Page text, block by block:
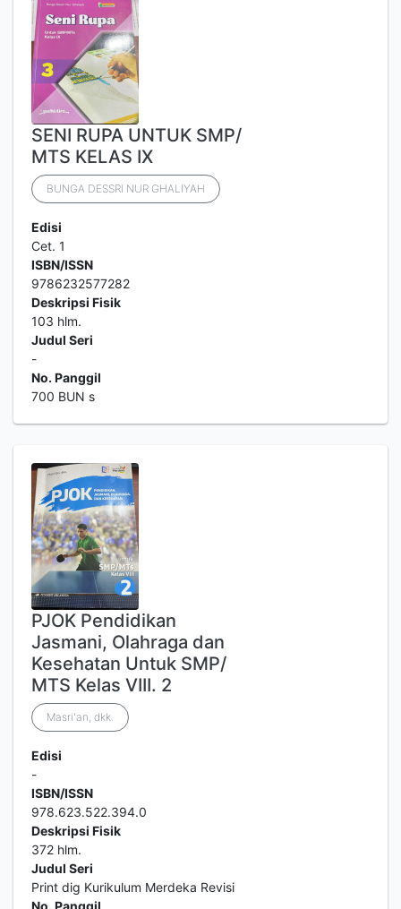
SENI RUPA UNTUK SMP/
MTS KELAS IX
BUNGA DESSRI NUR GHALIYAH
Edisi
Cet. 1
ISBN/ISSN
9786232577282
Deskripsi Fisik
103 hlm.
Judul Seri
-
No. Panggil
700 BUN s
PJOK Pendidikan
Jasmani, Olahraga dan
Kesehatan Untuk SMP/
MTS Kelas VIII. 2
Masri'an, dkk.
Edisi
-
ISBN/ISSN
978.623.522.394.0
Deskripsi Fisik
372 hlm.
Judul Seri
Print dig Kurikulum Merdeka Revisi
No. Panggil